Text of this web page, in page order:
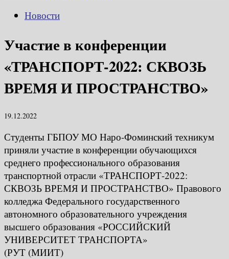
Новости
Участие в конференции
«ТРАНСПОРТ-2022: СКВОЗЬ
ВРЕМЯ И ПРОСТРАНСТВО»
19.12.2022
Студенты ГБПОУ МО Наро-Фоминский техникум
приняли участие в конференции обучающихся
среднего профессионального образования
транспортной отрасли «ТРАНСПОРТ-2022:
СКВОЗЬ ВРЕМЯ И ПРОСТРАНСТВО» Правового
колледжа Федерального государственного
автономного образовательного учреждения
высшего образования «РОССИЙСКИЙ
УНИВЕРСИТЕТ ТРАНСПОРТА»
(РУТ (МИИТ)